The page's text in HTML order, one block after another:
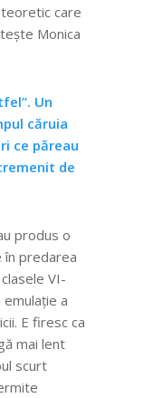
care
Monica
Un
căruia
ce păreau
de
produs o
în predarea
VI-
a
E firesc ca
mai lent
scurt